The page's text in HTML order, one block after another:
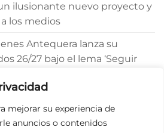
mejorar su experiencia de
anuncios o contenidos
ilusionante nuevo proyecto y
los medios
Antequera lanza su
26/27 bajo el lema ‘Seguir
el pivote del Balonmano